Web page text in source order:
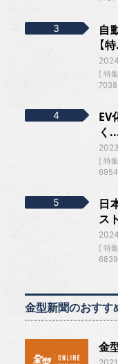
自
【
特集
EV
く
特集
日
ス
特集
金型新聞のおすす
金